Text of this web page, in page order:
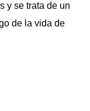
y se trata de un
de la vida de